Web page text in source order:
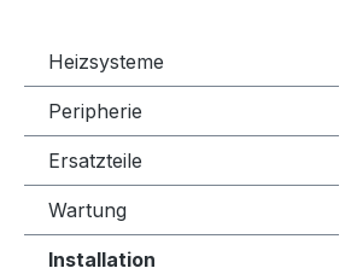
Heizsysteme
Peripherie
Ersatzteile
Wartung
Installation